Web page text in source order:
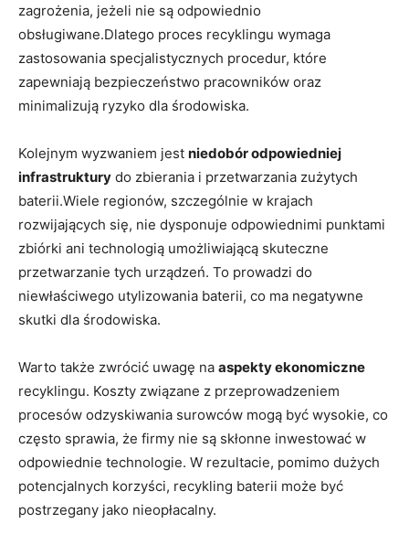
zagrożenia, jeżeli nie są odpowiednio
obsługiwane.Dlatego proces recyklingu wymaga
zastosowania specjalistycznych procedur, które
zapewniają bezpieczeństwo pracowników oraz
minimalizują ryzyko dla środowiska.
Kolejnym wyzwaniem jest niedobór odpowiedniej
infrastruktury do‍ zbierania i przetwarzania zużytych
baterii.Wiele regionów, szczególnie w ‌krajach
rozwijających się, nie dysponuje odpowiednimi punktami
zbiórki ani technologią umożliwiającą skuteczne
przetwarzanie ⁢tych urządzeń. To prowadzi do
⁢niewłaściwego utylizowania baterii, co⁢ ma negatywne
skutki dla środowiska.
Warto także zwrócić uwagę na aspekty ekonomiczne
recyklingu. Koszty związane ⁣z ⁣przeprowadzeniem‌
procesów odzyskiwania surowców mogą być wysokie, co
często sprawia, że firmy ​nie są skłonne inwestować w
odpowiednie technologie. W rezultacie, pomimo dużych
potencjalnych korzyści, recykling baterii może być
postrzegany jako nieopłacalny.